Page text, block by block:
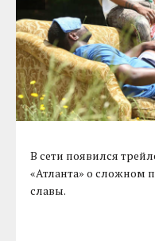
В сети появился
«Атланта» о сложном
славы.